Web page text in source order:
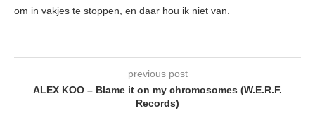
om in vakjes te stoppen, en daar hou ik niet van.
previous post
ALEX KOO – Blame it on my chromosomes (W.E.R.F.
Records)